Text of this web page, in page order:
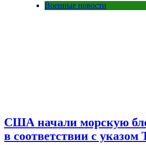
Военные новости
США начали морскую
в соответствии с указом